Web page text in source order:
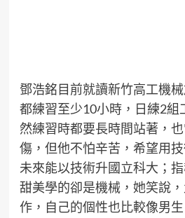
鄧浩銘目前就讀新竹高工機
都練習至少10小時，日練2組
然練習時都要長時間站著，
傷，但他不怕辛苦，希望用
未來能以技術升國立科大；
甜美學的卻是機械，她笑說
作，自己的個性也比較像男